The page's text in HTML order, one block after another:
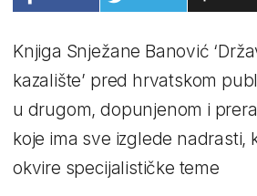
Knjiga Snježane Banović
kazalište’ pred hrvatskom
u drugom, dopunjenom i
koje ima sve izglede nadrasti,
okvire specijalističke teme